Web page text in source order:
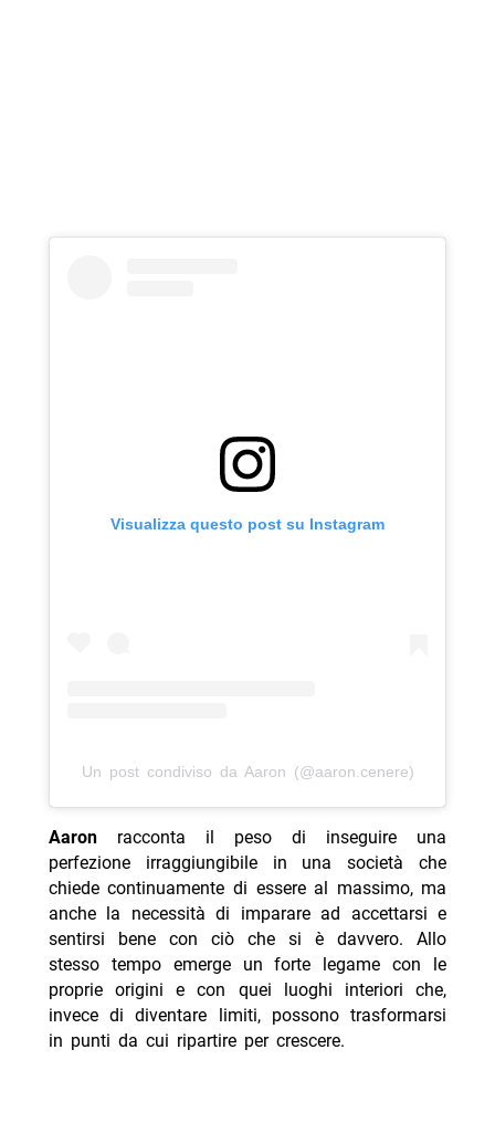
Visualizza questo post su Instagram
Un post condiviso da Aaron (@aaron.cenere)
Aaronracconta il peso di inseguire una
perfezione irraggiungibile in una società che
chiede continuamente di essere al massimo, ma
anche la necessità di imparare ad accettarsi e
sentirsi bene con ciò che si è davvero. Allo
stesso tempo emerge un forte legame con le
proprie origini e con quei luoghi interiori che,
invece di diventare limiti, possono trasformarsi
in punti da cui ripartire per crescere.